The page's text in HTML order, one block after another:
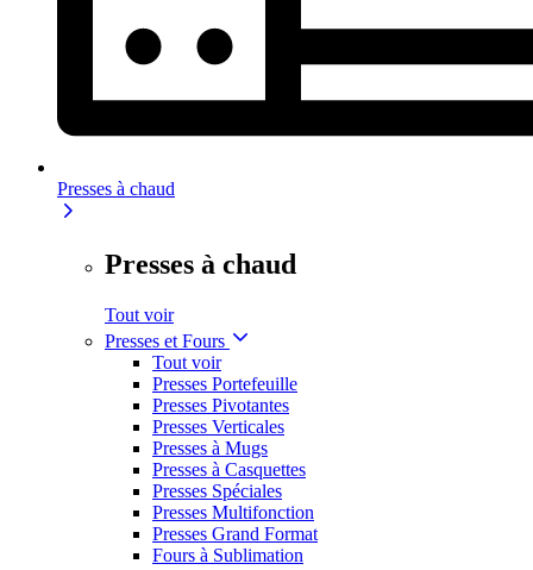
Presses à chaud
Presses à chaud
Tout voir
Presses et Fours
Tout voir
Presses Portefeuille
Presses Pivotantes
Presses Verticales
Presses à Mugs
Presses à Casquettes
Presses Spéciales
Presses Multifonction
Presses Grand Format
Fours à Sublimation